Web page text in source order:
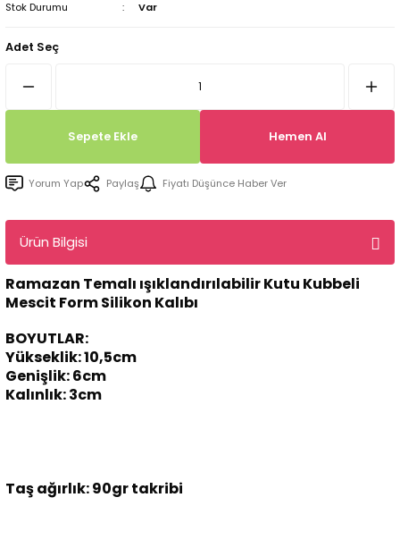
Tütsülük Silikonkalıpları
Stok Durumu
Var
Adet Seç
Sepete Ekle Hemen Al
Yorum Yap Paylaş Fiyatı Düşünce Haber Ver
Ürün Bilgisi
Ramazan Temalı ışıklandırılabilir Kutu Kubbeli
Mescit Form Silikon Kalıbı
BOYUTLAR:
Yükseklik: 10,5cm
Genişlik: 6cm
Kalınlık: 3cm
Taş ağırlık: 90gr takribi